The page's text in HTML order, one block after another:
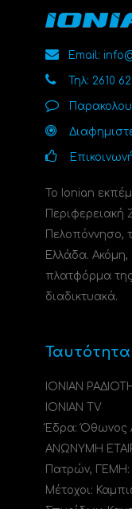
Email:
Τηλ: 2610
Το Ionian
Πελοπόννησο,
Ελλάδα.
πλατφόρμα
διαδικτυακά.
Ταυτότητα
ΙΟΝΙΑΝ
IONIAN TV
Έδρα: Όθωνος
ΑΝΩΝΥΜΗ
Πατρών, ΓΕΜΗ:
Μέτοχοι: